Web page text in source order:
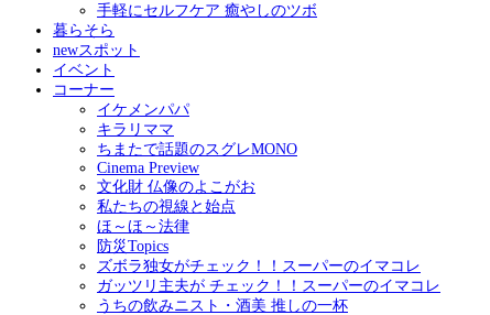
手軽にセルフケア 癒やしのツボ
暮らそら
newスポット
イベント
コーナー
イケメンパパ
キラリママ
ちまたで話題のスグレMONO
Cinema Preview
文化財 仏像のよこがお
私たちの視線と始点
ほ～ほ～法律
防災Topics
ズボラ独女がチェック！！スーパーのイマコレ
ガッツリ主夫が チェック！！スーパーのイマコレ
うちの飲みニスト・酒美 推しの一杯